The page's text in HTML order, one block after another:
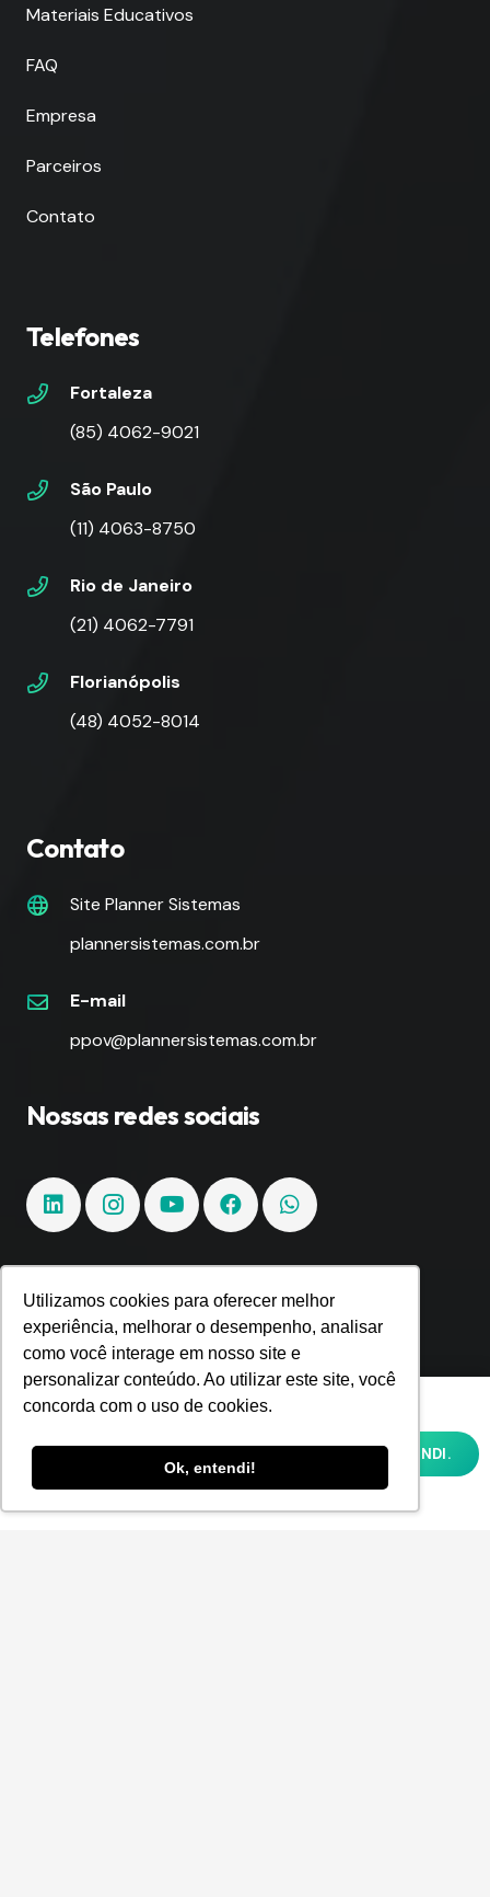
Utilizamos cookies para oferecer melhor
experiência, melhorar o desempenho, analisar
como você interage em nosso site e
personalizar conteúdo. Ao utilizar este site, você
concorda com o uso de cookies.
Ok, entendi!
Materiais Educativos
FAQ
Empresa
Parceiros
Contato
Telefones
Fortaleza
(85) 4062-9021
São Paulo
(11) 4063-8750
Rio de Janeiro
(21) 4062-7791
Florianópolis
(48) 4052-8014
Contato
Site Planner Sistemas
plannersistemas.com.br
E-mail
ppov@plannersistemas.com.br
Nossas redes sociais
Fique por dentro!
Inscreva-se e fique por dentro de todas as
tendências e inovações.
Utilizamos cookies para oferecer melhor
analisar como você interage em nosso site
e personalizar conteúdo. Ao utilizar este
site, você concorda com o uso de cookies e
nossaPOLÍTICA DE PRIVACIDADE E COOKIES
OK, ENTENDI.